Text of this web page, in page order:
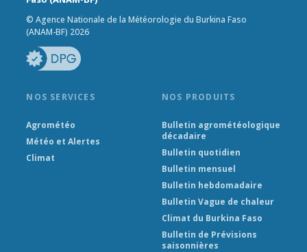
© Agence Nationale de la Météorologie du Burkina Faso
(ANAM-BF) 2026
NOS SERVICES
Agrométéo
Météo et Alertes
Climat
NOS PRODUITS
Bulletin agrométéologique
décadaire
Bulletin quotidien
Bulletin mensuel
Bulletin hebdomadaire
Bulletin Vague de chaleur
Climat du Burkina Faso
Bulletin de Prévisions
saisonnières